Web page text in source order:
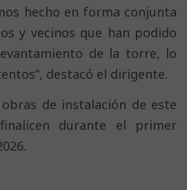
hecho en forma conjunta
y vecinos que han podido
de la torre, lo
destacó el dirigente.
de instalación de este
durante el primer